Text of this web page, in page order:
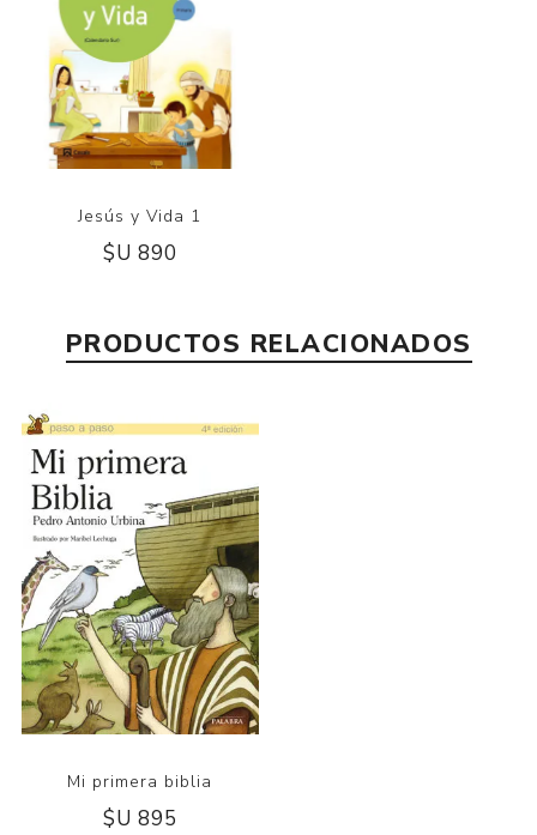
Jesús y Vida 1
$U 890
PRODUCTOS RELACIONADOS
Mi primera biblia
$U 895